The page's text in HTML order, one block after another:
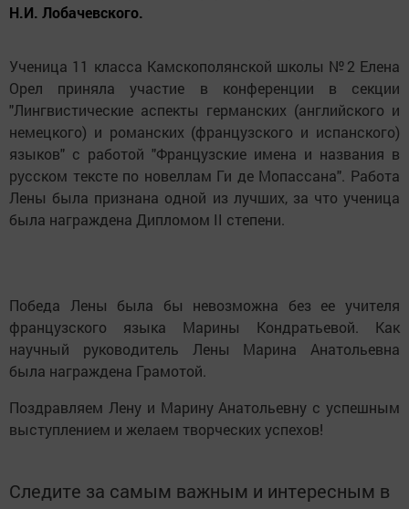
Н.И. Лобачевского.
Ученица 11 класса Камскополянской школы №2 Елена
Орел приняла участие в конференции в секции
"Лингвистические аспекты германских (английского и
немецкого) и романских (французского и испанского)
языков" с работой "Французские имена и названия в
русском тексте по новеллам Ги де Мопассана". Работа
Лены была признана одной из лучших, за что ученица
была награждена Дипломом II степени.
Победа Лены была бы невозможна без ее учителя
французского языка Марины Кондратьевой. Как
научный руководитель Лены Марина Анатольевна
была награждена Грамотой.
Поздравляем Лену и Марину Анатольевну с успешным
выступлением и желаем творческих успехов!
Следите за самым важным и интересным в